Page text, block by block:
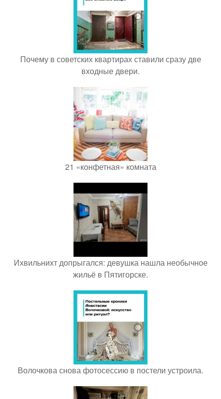
Почему в советских квартирах ставили сразу две
входные двери.
21 «конфетная» комната
Ихвильнихт допрыгался: девушка нашла необычное
жильё в Пятигорске.
Волочкова снова фотосессию в постели устроила.